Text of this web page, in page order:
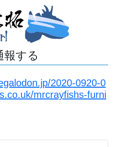
報する
2020-0920-0
mrcrayfishs-furni